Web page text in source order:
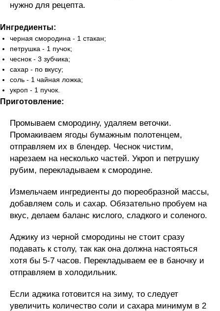
нужно для рецепта.
Ингредиенты:
черная смородина - 1 стакан;
петрушка - 1 пучок;
чеснок - 3 зубчика;
сахар - по вкусу;
соль - 1 чайная ложка;
укроп - 1 пучок.
Приготовление:
Промываем смородину, удаляем веточки.
Промакиваем ягоды бумажным полотенцем,
отправляем их в блендер. Чеснок чистим,
нарезаем на несколько частей. Укроп и петрушку
рубим, перекладываем к смородине.
Измельчаем ингредиенты до пюреобразной массы,
добавляем соль и сахар. Обязательно пробуем на
вкус, делаем баланс кислого, сладкого и соленого.
Аджику из черной смородины не стоит сразу
подавать к столу, так как она должна настояться
хотя бы 5-7 часов. Перекладываем ее в баночку и
отправляем в холодильник.
Если аджика готовится на зиму, то следует
увеличить количество соли и сахара минимум в 2